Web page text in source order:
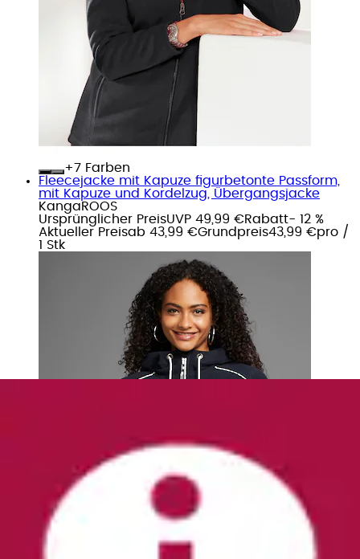
+
Farben
Fleecejacke mit Kapuze figurbetonte Passform,
mit Kapuze und Kordelzug, Übergangsjacke
KangaROOS
Ursprünglicher PreisUVP 49,99 €Rabatt- 12 %
Aktueller Preisab 43,99 €Grundpreis43,99 €pro /
1 Stk